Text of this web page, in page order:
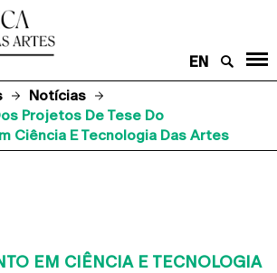
EN
Notícias
Projetos De Tese Do
Ciência E Tecnologia Das Artes
EM CIÊNCIA E TECNOLOGIA